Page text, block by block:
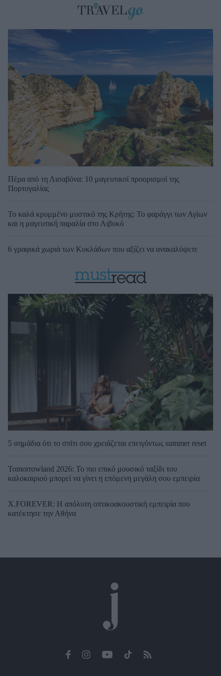
Πέρα από τη Λισαβόνα: 10 μαγευτικοί προορισμοί της
Πορτογαλίας
Το καλά κρυμμένο μυστικό της Κρήτης: Το φαράγγι των Αγίων
και η μαγευτική παραλία στο Λιβυκό
6 γραφικά χωριά των Κυκλάδων που αξίζει να ανακαλύψετε
5 σημάδια ότι το σπίτι σου χρειάζεται επειγόντως summer reset
Tomorrowland 2026: Το πιο επικό μουσικό ταξίδι του
καλοκαιριού μπορεί να γίνει η επόμενη μεγάλη σου εμπειρία
X.FOREVER: Η απόλυτη οπτικοακουστική εμπειρία που
κατέκτησε την Αθήνα